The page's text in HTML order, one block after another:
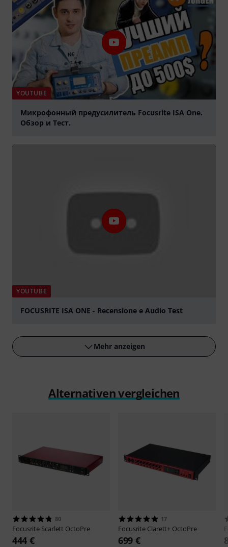
YOUTUBE
Микрофонный предусилитель Focusrite ISA One.
Обзор и Тест.
YOUTUBE
FOCUSRITE ISA ONE - Recensione e Audio Test
Mehr anzeigen
Alternativen vergleichen
80
Focusrite Scarlett OctoPre
444 €
17
Focusrite Clarett+ OctoPre
699 €